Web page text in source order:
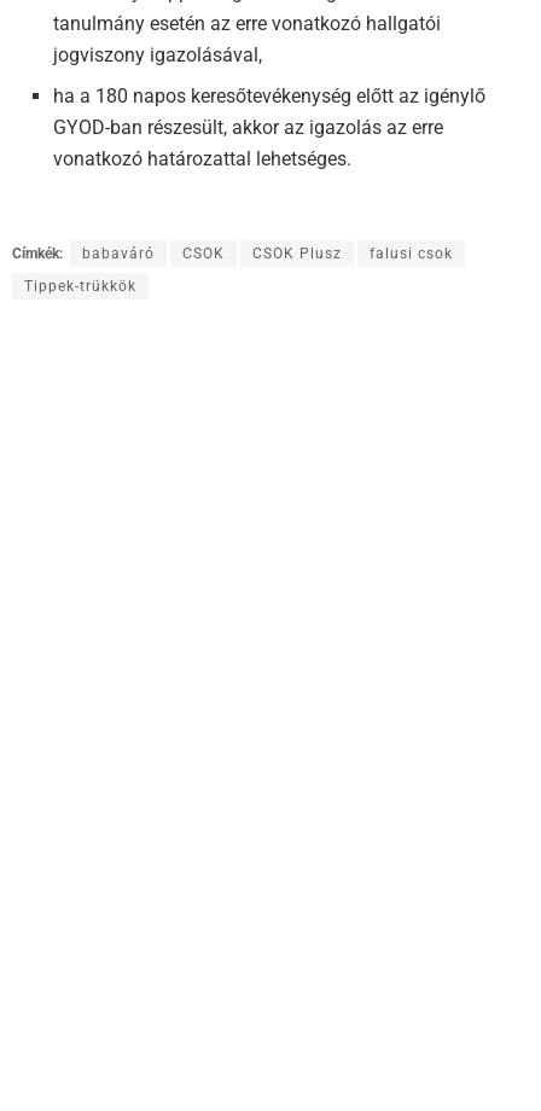
tanulmány esetén az erre vonatkozó hallgatói
jogviszony igazolásával,
ha a 180 napos keresőtevékenység előtt az igénylő
GYOD-ban részesült, akkor az igazolás az erre
vonatkozó határozattal lehetséges.
Címkék: babaváró CSOK CSOK Plusz
falusi csok
Tippek-trükkök